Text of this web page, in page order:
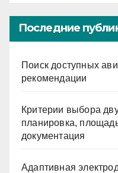
Последние
Поиск доступных
рекомендации
Критерии выбора
планировка,
документация
Адаптивная